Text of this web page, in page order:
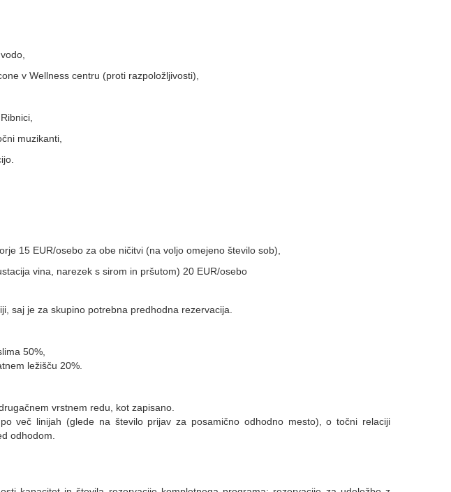
v Wellness centru (proti razpoložljivosti),
muzikanti,
15 EUR/osebo za obe ničitvi (na voljo omejeno število sob),
vina, narezek s sirom in pršutom) 20 EUR/osebo
saj je za skupino potrebna predhodna rezervacija.
50%,
ležišču 20%.
vrstnem redu, kot zapisano.
več linijah (glede na število prijav za posamično odhodno mesto), o točni relaciji
odhodom.